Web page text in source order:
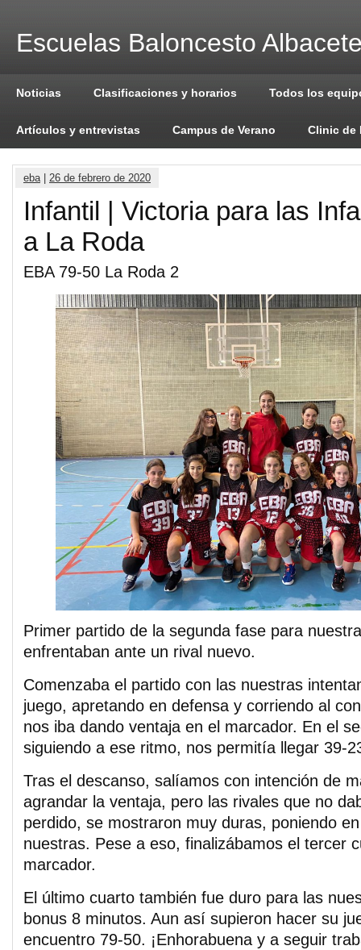
Escuelas Baloncesto
Noticias Clasificaciones y horarios Todos los
Artículos y entrevistas Campus de Verano Clinic de
eba| 26 de febrero de 2020
Infantil | Victoria para las
a La Roda
EBA 79-50 La Roda 2
Primer partido de la segunda fase para
enfrentaban ante un rival nuevo.
Comenzaba el partido con las nuestras
juego, apretando en defensa y corriendo al
nos iba dando ventaja en el marcador. En el
siguiendo a ese ritmo, nos permitía llegar 39-
Tras el descanso, salíamos con intención de
agrandar la ventaja, pero las rivales que no
perdido, se mostraron muy duras, poniendo
nuestras. Pese a eso, finalizábamos el tercer
marcador.
El último cuarto también fue duro para las
bonus 8 minutos. Aun así supieron hacer su
encuentro 79-50. ¡Enhorabuena y a seguir